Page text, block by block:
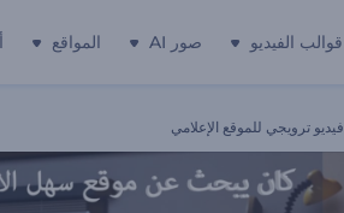
قوالب الفيديو صور AI المواقع
فيديو ترويجي للموقع الإعلامي